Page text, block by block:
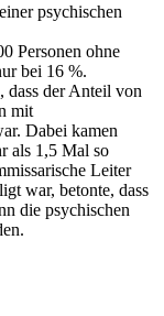
psychischen
Personen ohne
bei 16 %.
dass der Anteil von
mit
Dabei kamen
als 1,5 Mal so
Leiter
war, betonte, dass
die psychischen